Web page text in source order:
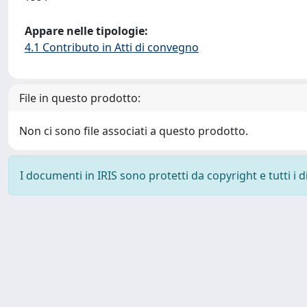
Appare nelle tipologie:
4.1 Contributo in Atti di convegno
File in questo prodotto:
Non ci sono file associati a questo prodotto.
I documenti in IRIS sono protetti da copyright e tutti i